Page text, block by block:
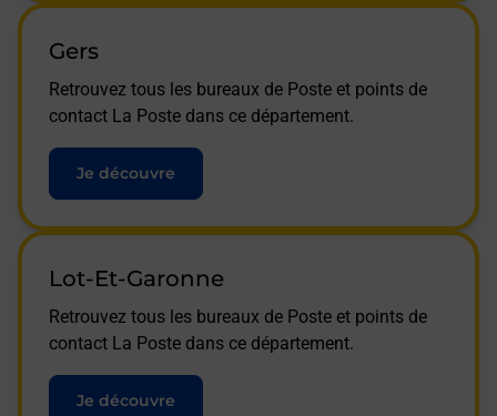
Gers
Retrouvez tous les bureaux de Poste et points de
contact La Poste dans ce département.
Je découvre
Lot-Et-Garonne
Retrouvez tous les bureaux de Poste et points de
contact La Poste dans ce département.
Je découvre